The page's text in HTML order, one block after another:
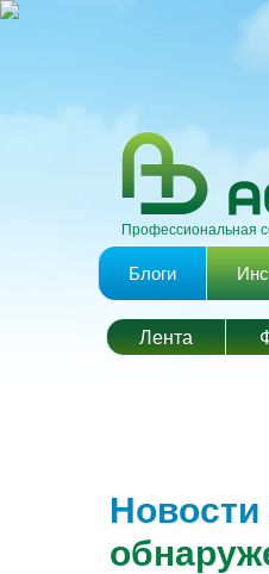
Профессиональная
Главное меню
Блоги
Лента